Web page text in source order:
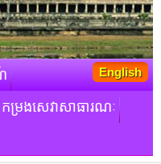
កម្រងសេវាសាធារណៈ
English